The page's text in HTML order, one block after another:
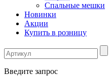
Спальные мешки
Новинки
Акции
Купить в розницу
Введите запрос